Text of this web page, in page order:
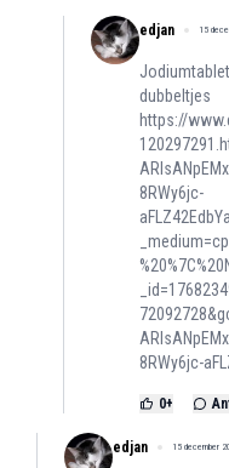
edjan 15
dubbeltjes
https://
8RWy6jc-
8RWy6jc-
0+
edjan 15 december